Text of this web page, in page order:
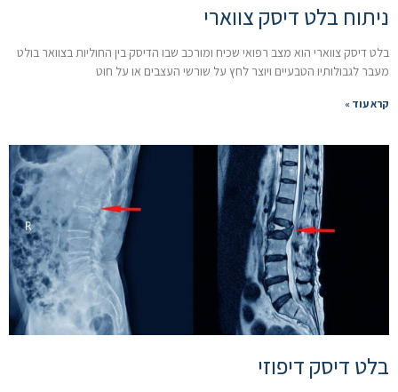
ניתוח בלט דיסק צווארי
בלט דיסק צווארי הוא מצב רפואי שכיח ומורכב שבו הדיסק בין החוליות בצוואר בולט
מעבר לגבולותיו הטבעיים ויוצר לחץ על שורשי העצבים או על חוט
קרא עוד »
בלט דיסק דיפוזי